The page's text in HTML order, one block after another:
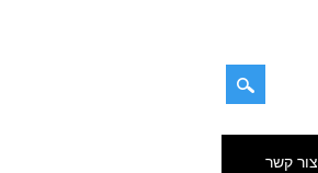
צור קשר